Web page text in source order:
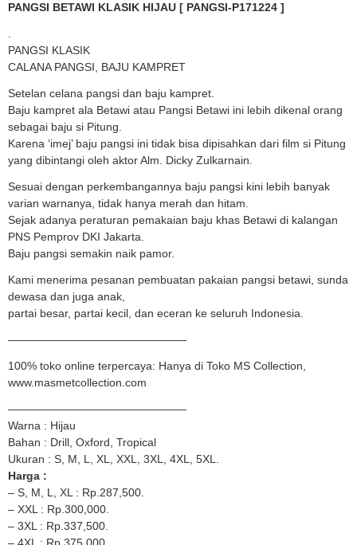
PANGSI BETAWI KLASIK HIJAU [ PANGSI-P171224 ]
PANGSI KLASIK
CALANA PANGSI, BAJU KAMPRET
Setelan celana pangsi dan baju kampret.
Baju kampret ala Betawi atau Pangsi Betawi ini lebih dikenal orang
sebagai baju si Pitung.
Karena ‘imej’ baju pangsi ini tidak bisa dipisahkan dari film si Pitung
yang dibintangi oleh aktor Alm. Dicky Zulkarnain.
Sesuai dengan perkembangannya baju pangsi kini lebih banyak
varian warnanya, tidak hanya merah dan hitam.
Sejak adanya peraturan pemakaian baju khas Betawi di kalangan
PNS Pemprov DKI Jakarta.
Baju pangsi semakin naik pamor.
Kami menerima pesanan pembuatan pakaian pangsi betawi, sunda
dewasa dan juga anak,
partai besar, partai kecil, dan eceran ke seluruh Indonesia.
————————————————
100% toko online terpercaya: Hanya di Toko MS Collection,
www.masmetcollection.com
————————————————
Warna : Hijau
Bahan : Drill, Oxford, Tropical
Ukuran : S, M, L, XL, XXL, 3XL, 4XL, 5XL.
Harga :
– S, M, L, XL : Rp.287,500.
– XXL : Rp.300,000.
– 3XL : Rp.337,500.